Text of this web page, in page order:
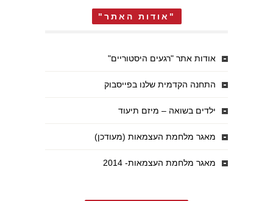
"אודות האתר"
אודות אתר "רגעים היסטוריים"
התחנה הקדמית שלנו בפייסבוק
ילדים בשואה – מיזם תיעוד
מאגר מלחמת העצמאות (מעודכן)
מאגר מלחמת העצמאות- 2014